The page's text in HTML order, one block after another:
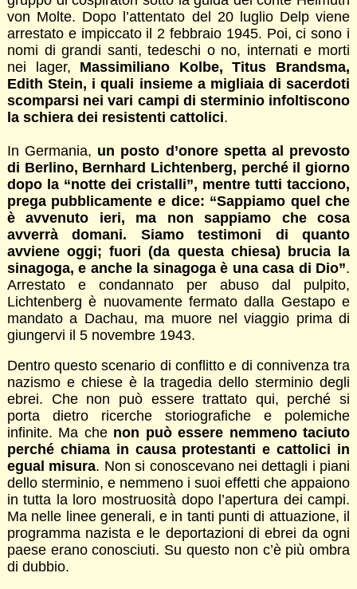
von Molte. Dopo l’attentato del 20 luglio Delp viene
arrestato e impiccato il 2 febbraio 1945. Poi, ci sono i
nomi di grandi santi, tedeschi o no, internati e morti
nei lager, Massimiliano Kolbe, Titus Brandsma,
Edith Stein, i quali insieme a migliaia di sacerdoti
scomparsi nei vari campi di sterminio infoltiscono
la schiera dei resistenti cattolici.
In Germania, un posto d’onore spetta al prevosto
di Berlino, Bernhard Lichtenberg, perché il giorno
dopo la “notte dei cristalli”, mentre tutti tacciono,
prega pubblicamente e dice: “Sappiamo quel che
è avvenuto ieri, ma non sappiamo che cosa
avverrà domani. Siamo testimoni di quanto
avviene oggi; fuori (da questa chiesa) brucia la
sinagoga, e anche la sinagoga è una casa di Dio”.
Arrestato e condannato per abuso dal pulpito,
Lichtenberg è nuovamente fermato dalla Gestapo e
mandato a Dachau, ma muore nel viaggio prima di
giungervi il 5 novembre 1943.
Dentro questo scenario di conflitto e di connivenza tra
nazismo e chiese è la tragedia dello sterminio degli
ebrei. Che non può essere trattato qui, perché si
porta dietro ricerche storiografiche e polemiche
infinite. Ma che non può essere nemmeno taciuto
perché chiama in causa protestanti e cattolici in
egual misura. Non si conoscevano nei dettagli i piani
dello sterminio, e nemmeno i suoi effetti che appaiono
in tutta la loro mostruosità dopo l’apertura dei campi.
Ma nelle linee generali, e in tanti punti di attuazione, il
programma nazista e le deportazioni di ebrei da ogni
paese erano conosciuti. Su questo non c’è più ombra
di dubbio.